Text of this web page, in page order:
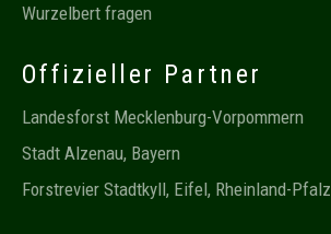
Wurzelbert fragen
Offizieller Partner
Landesforst Mecklenburg-Vorpommern
Stadt Alzenau, Bayern
Forstrevier Stadtkyll, Eifel, Rheinland-Pfalz